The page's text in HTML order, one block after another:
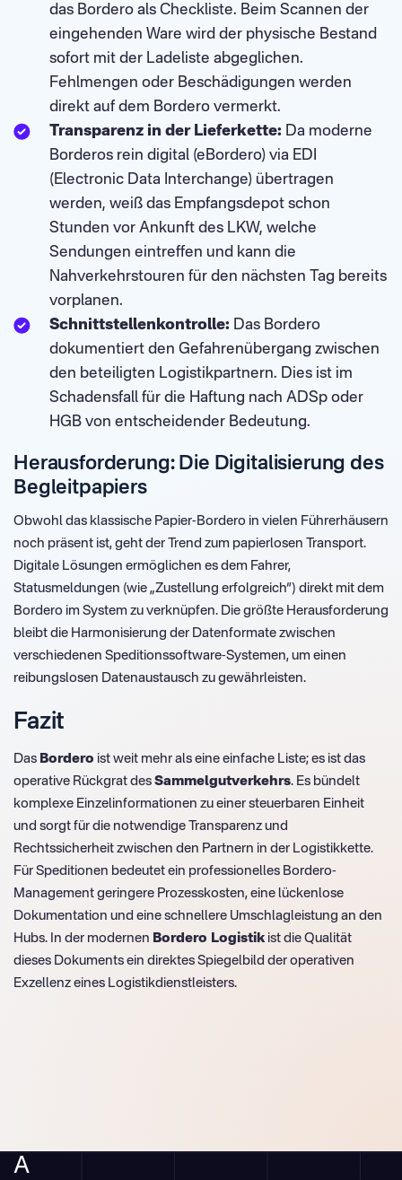
das Bordero als Checkliste. Beim Scannen der
eingehenden Ware wird der physische Bestand
sofort mit der Ladeliste abgeglichen.
Fehlmengen oder Beschädigungen werden
direkt auf dem Bordero vermerkt.
Transparenz in der Lieferkette: Da moderne
Borderos rein digital (eBordero) via EDI
(Electronic Data Interchange) übertragen
werden, weiß das Empfangsdepot schon
Stunden vor Ankunft des LKW, welche
Sendungen eintreffen und kann die
Nahverkehrstouren für den nächsten Tag bereits
vorplanen.
Schnittstellenkontrolle: Das Bordero
dokumentiert den Gefahrenübergang zwischen
den beteiligten Logistikpartnern. Dies ist im
Schadensfall für die Haftung nach ADSp oder
HGB von entscheidender Bedeutung.
Herausforderung: Die Digitalisierung des
Begleitpapiers
Obwohl das klassische Papier-Bordero in vielen Führerhäusern
noch präsent ist, geht der Trend zum papierlosen Transport.
Digitale Lösungen ermöglichen es dem Fahrer,
Statusmeldungen (wie „Zustellung erfolgreich“) direkt mit dem
Bordero im System zu verknüpfen. Die größte Herausforderung
bleibt die Harmonisierung der Datenformate zwischen
verschiedenen Speditionssoftware-Systemen, um einen
reibungslosen Datenaustausch zu gewährleisten.
Fazit
Das Bordero ist weit mehr als eine einfache Liste; es ist das
operative Rückgrat des Sammelgutverkehrs. Es bündelt
komplexe Einzelinformationen zu einer steuerbaren Einheit
und sorgt für die notwendige Transparenz und
Rechtssicherheit zwischen den Partnern in der Logistikkette.
Für Speditionen bedeutet ein professionelles Bordero-
Management geringere Prozesskosten, eine lückenlose
Dokumentation und eine schnellere Umschlagleistung an den
Hubs. In der modernen Bordero Logistik ist die Qualität
dieses Dokuments ein direktes Spiegelbild der operativen
Exzellenz eines Logistikdienstleisters.
A